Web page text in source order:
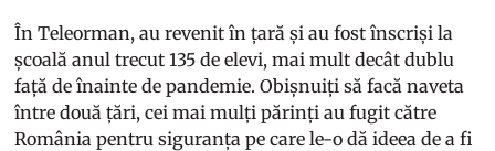
În Teleorman, au revenit în țară și au fost înscriși la
școală anul trecut 135 de elevi, mai mult decât dublu
față de înainte de pandemie. Obișnuiți să facă naveta
între două țări, cei mai mulți părinți au fugit către
România pentru siguranța pe care le-o dă ideea de a fi